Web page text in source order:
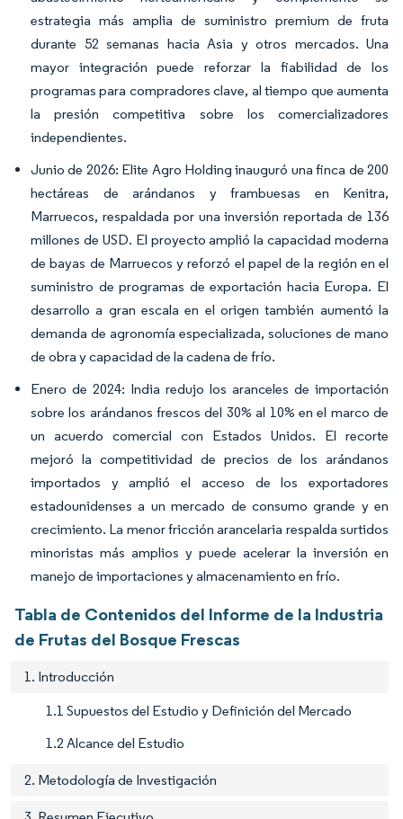
estrategia más amplia de suministro premium de fruta
durante 52 semanas hacia Asia y otros mercados. Una
mayor integración puede reforzar la fiabilidad de los
programas para compradores clave, al tiempo que aumenta
la presión competitiva sobre los comercializadores
independientes.
Junio de 2026: Elite Agro Holding inauguró una finca de 200
hectáreas de arándanos y frambuesas en Kenitra,
Marruecos, respaldada por una inversión reportada de 136
millones de USD. El proyecto amplió la capacidad moderna
de bayas de Marruecos y reforzó el papel de la región en el
suministro de programas de exportación hacia Europa. El
desarrollo a gran escala en el origen también aumentó la
demanda de agronomía especializada, soluciones de mano
de obra y capacidad de la cadena de frío.
Enero de 2024: India redujo los aranceles de importación
sobre los arándanos frescos del 30% al 10% en el marco de
un acuerdo comercial con Estados Unidos. El recorte
mejoró la competitividad de precios de los arándanos
importados y amplió el acceso de los exportadores
estadounidenses a un mercado de consumo grande y en
crecimiento. La menor fricción arancelaria respalda surtidos
minoristas más amplios y puede acelerar la inversión en
manejo de importaciones y almacenamiento en frío.
Tabla de Contenidos del Informe de la Industria
de Frutas del Bosque Frescas
1. Introducción
1.1 Supuestos del Estudio y Definición del Mercado
1.2 Alcance del Estudio
2. Metodología de Investigación